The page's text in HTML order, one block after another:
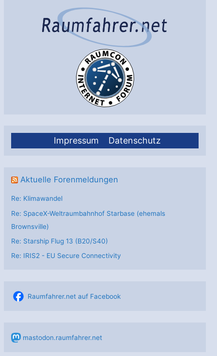
Impressum Datenschutz
Aktuelle Forenmeldungen
Re: Klimawandel
Re: SpaceX-Weltraumbahnhof Starbase (ehemals
Brownsville)
Re: Starship Flug 13 (B20/S40)
Re: IRIS2 - EU Secure Connectivity
Raumfahrer.net auf Facebook
mastodon.raumfahrer.net